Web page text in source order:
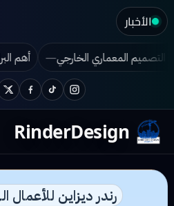
الأخبار
تجمع بين الفخامة والأناقة؟
TwitterFacebook
TikTokInstagram
RinderDesign
رندر ديزاين للأعمال